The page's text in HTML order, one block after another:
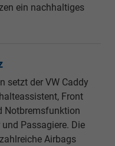
ein nachhaltiges
setzt der VW Caddy
Front
Notbremsfunktion
Passagiere. Die
Airbags